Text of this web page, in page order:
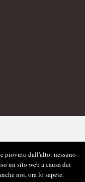
piovuto dall'alto: nessuno
un sito web a causa dei
noi, ora lo sapete.